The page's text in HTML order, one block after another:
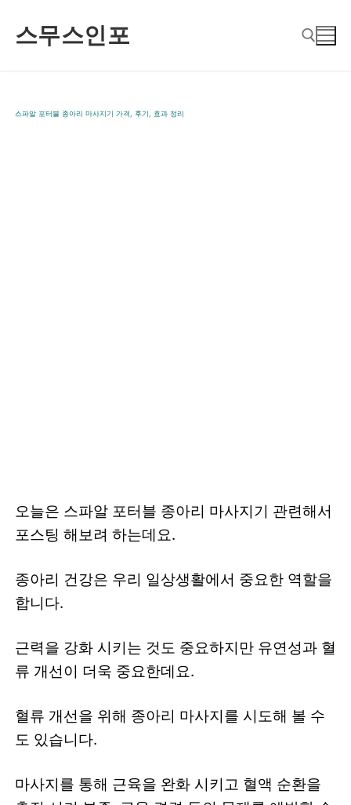
스무스인포
스파알 포터블 종아리 마사지기 가격, 후기, 효과 정리
오늘은 스파알 포터블 종아리 마사지기 관련해서
포스팅 해보려 하는데요.
종아리 건강은 우리 일상생활에서 중요한 역할을
합니다.
근력을 강화 시키는 것도 중요하지만 유연성과 혈
류 개선이 더욱 중요한데요.
혈류 개선을 위해 종아리 마사지를 시도해 볼 수
도 있습니다.
마사지를 통해 근육을 완화 시키고 혈액 순환을